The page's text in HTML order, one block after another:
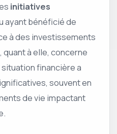
initiatives
ayant bénéficié de
à des investissements
à elle, concerne
financière a
souvent en
de vie impactant